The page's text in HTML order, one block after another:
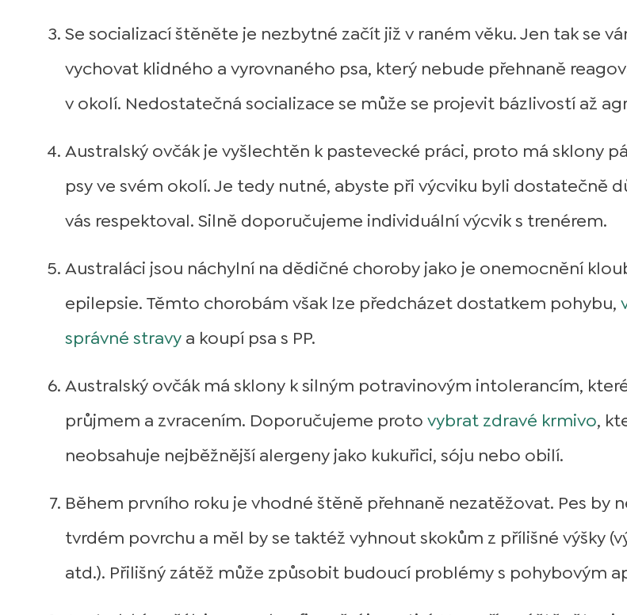
Se socializací štěněte je nezbytné začít již v raném věku. Jen tak se
vychovat klidného a vyrovnaného psa, který nebude přehnaně
v okolí. Nedostatečná socializace se může se projevit bázlivostí až
Australský ovčák je vyšlechtěn k pastevecké práci, proto má sklony
psy ve svém okolí. Je tedy nutné, abyste při výcviku byli dostatečně
vás respektoval. Silně doporučujeme individuální výcvik s trenérem.
Australáci jsou náchylní na dědičné choroby jako je onemocnění
epilepsie. Těmto chorobám však lze předcházet dostatkem pohybu,
správné stravy a koupí psa s PP.
Australský ovčák má sklony k silným potravinovým intolerancím,
průjmem a zvracením. Doporučujeme proto vybrat zdravé krmivo,
neobsahuje nejběžnější alergeny jako kukuřici, sóju nebo obilí.
Během prvního roku je vhodné štěně přehnaně nezatěžovat. Pes by
tvrdém povrchu a měl by se taktéž vyhnout skokům z přílišné výšky
atd.). Přilišný zátěž může způsobit budoucí problémy s pohybovým